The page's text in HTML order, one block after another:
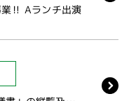
業‼ Aランチ出演